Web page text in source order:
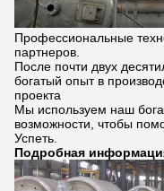
Профессиональные
партнеров.
После почти двух
богатый опыт в
проекта
Мы используем наш
возможности, чтобы
Успеть.
Подробная